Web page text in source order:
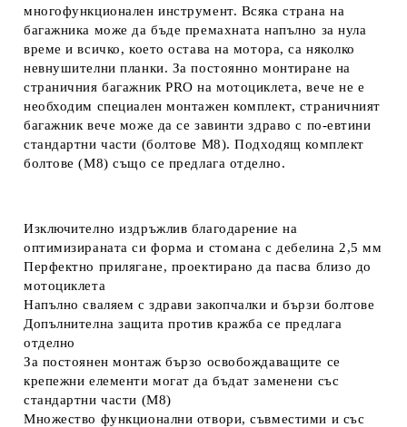
многофункционален инструмент. Всяка страна на
багажника може да бъде премахната напълно за нула
време и всичко, което остава на мотора, са няколко
невнушителни планки. За постоянно монтиране на
страничния багажник PRO на мотоциклета, вече не е
необходим специален монтажен комплект, страничният
багажник вече може да се завинти здраво с по-евтини
стандартни части (болтове M8). Подходящ комплект
болтове (M8) също се предлага отделно.
Изключително издръжлив благодарение на
оптимизираната си форма и стомана с дебелина 2,5 мм
Перфектно прилягане, проектирано да пасва близо до
мотоциклета
Напълно сваляем с здрави закопчалки и бързи болтове
Допълнителна защита против кражба се предлага
отделно
За постоянен монтаж бързо освобождаващите се
крепежни елементи могат да бъдат заменени със
стандартни части (M8)
Множество функционални отвори, съвместими и със